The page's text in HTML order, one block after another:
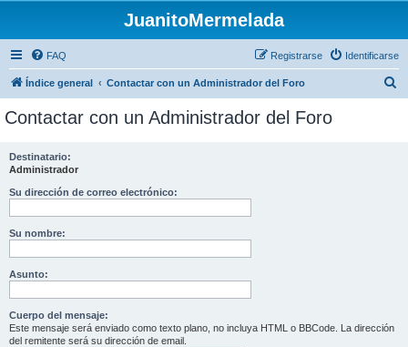
JuanitoMermelada
FAQ Identificarse
Registrarse
Índice general Contactar con un Administrador del Foro
Contactar con un Administrador del Foro
Destinatario:
Administrador
Su dirección de correo electrónico:
Su nombre:
Asunto:
Cuerpo del mensaje:
Este mensaje será enviado como texto plano, no incluya HTML o BBCode. La dirección
del remitente será su dirección de email.